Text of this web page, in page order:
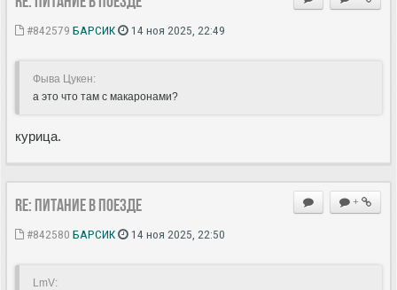
#842579 БАРСИК 14 ноя 2025, 22:49
Фыва Цукен:
а это что там с макаронами?
курица.
+
Re: Питание в поезде
#842580 БАРСИК 14 ноя 2025, 22:50
LmV: